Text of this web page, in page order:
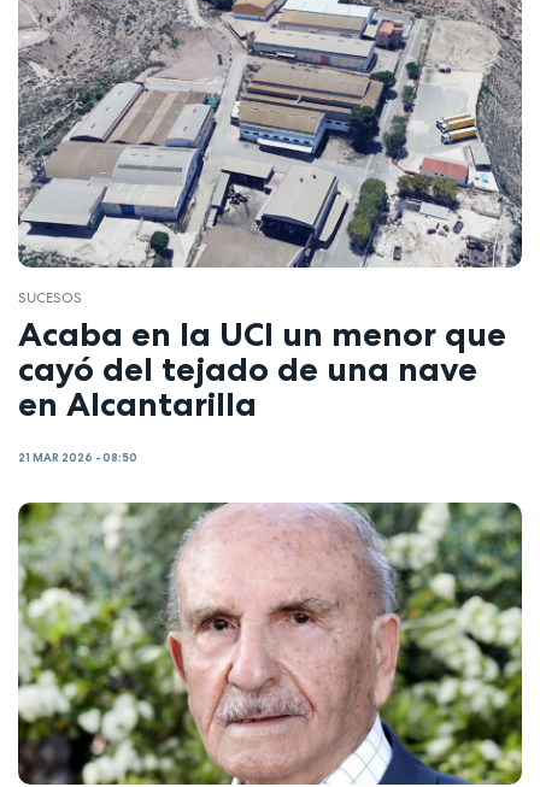
SUCESOS
Acaba en la UCI un menor que
cayó del tejado de una nave
en Alcantarilla
21 MAR 2026 - 08:50